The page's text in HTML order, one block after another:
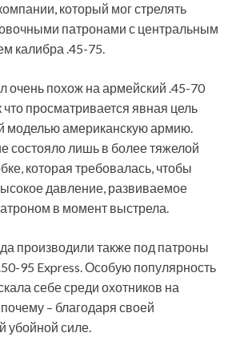
который мог стрелять
патронами с центральным
калибра .45-75.
очень похож на армейский .45-70
что просматривается явная цель
моделью американскую армию.
состояло лишь в более тяжелой
которая требовалась, чтобы
давление, развиваемое
в момент выстрела.
производили также под патроны
95 Express. Особую популярность
себе среди охотников на
– благодаря своей
убойной силе.